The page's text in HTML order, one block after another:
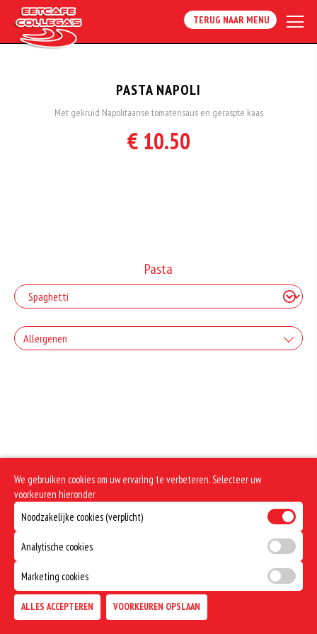
TERUG NAAR MENU
PASTA NAPOLI
Met gekruid Napolitaanse tomatensaus en geraspte kaas
€ 10.50
Pasta
Allergenen
We gebruiken cookies om uw ervaring te verbeteren. Selecteer uw
voorkeuren hieronder
Noodzakelijke cookies (verplicht)
Analytische cookies
Marketing cookies
ALLES ACCEPTEREN VOORKEUREN OPSLAAN